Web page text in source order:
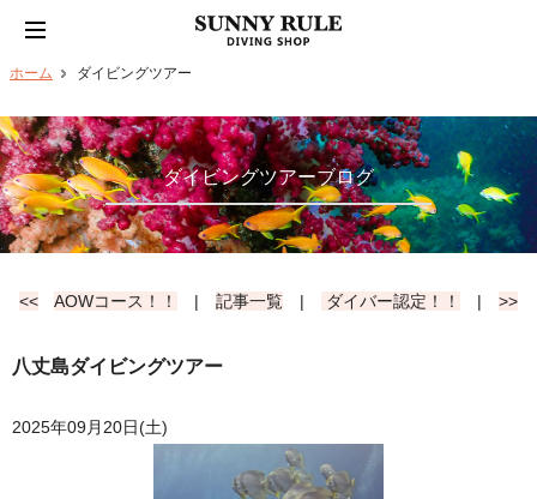
ホーム ダイビングツアー
ダイビングツアーブログ
<< AOWコース！！ | 記事一覧 | ダイバー認定！！ | >>
八丈島ダイビングツアー
2025年09月20日(土)